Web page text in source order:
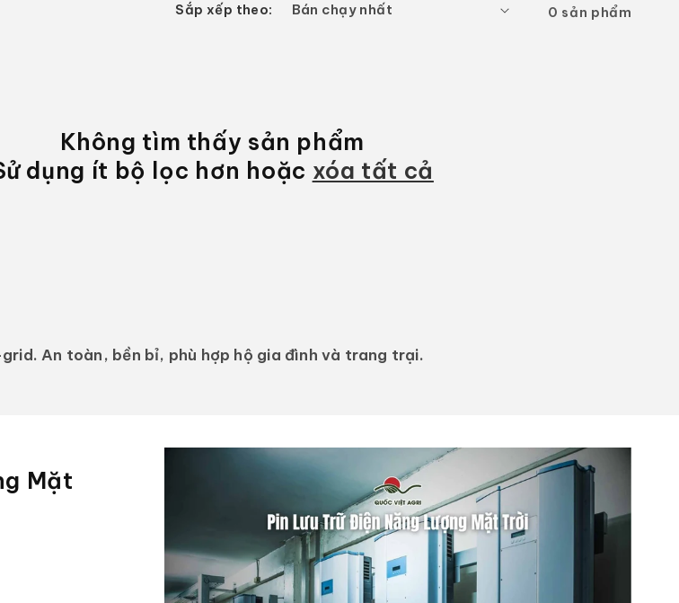
Sắp xếp theo: 0 sản phẩm
Không tìm thấy sản phẩm
dụng ít bộ lọc hơn hoặc xóa tất cả
An toàn, bền bỉ, phù hợp hộ gia đình và trang trại.
Mặt